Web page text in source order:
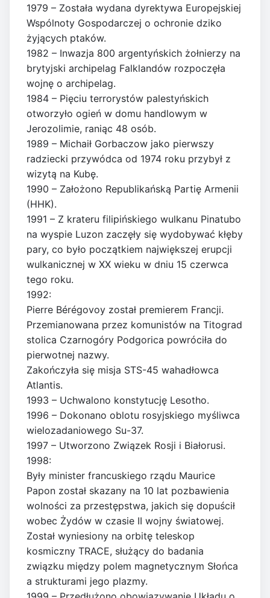
1979 – Została wydana dyrektywa Europejskiej
Wspólnoty Gospodarczej o ochronie dziko
żyjących ptaków.
1982 – Inwazja 800 argentyńskich żołnierzy na
brytyjski archipelag Falklandów rozpoczęła
wojnę o archipelag.
1984 – Pięciu terrorystów palestyńskich
otworzyło ogień w domu handlowym w
Jerozolimie, raniąc 48 osób.
1989 – Michaił Gorbaczow jako pierwszy
radziecki przywódca od 1974 roku przybył z
wizytą na Kubę.
1990 – Założono Republikańską Partię Armenii
(HHK).
1991 – Z krateru filipińskiego wulkanu Pinatubo
na wyspie Luzon zaczęły się wydobywać kłęby
pary, co było początkiem największej erupcji
wulkanicznej w XX wieku w dniu 15 czerwca
tego roku.
1992:
Pierre Bérégovoy został premierem Francji.
Przemianowana przez komunistów na Titograd
stolica Czarnogóry Podgorica powróciła do
pierwotnej nazwy.
Zakończyła się misja STS-45 wahadłowca
Atlantis.
1993 – Uchwalono konstytucję Lesotho.
1996 – Dokonano oblotu rosyjskiego myśliwca
wielozadaniowego Su-37.
1997 – Utworzono Związek Rosji i Białorusi.
1998:
Były minister francuskiego rządu Maurice
Papon został skazany na 10 lat pozbawienia
wolności za przestępstwa, jakich się dopuścił
wobec Żydów w czasie II wojny światowej.
Został wyniesiony na orbitę teleskop
kosmiczny TRACE, służący do badania
związku między polem magnetycznym Słońca
a strukturami jego plazmy.